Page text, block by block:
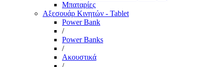
Μπαταρίες
Αξεσουάρ Κινητών - Tablet
Power Bank
/
Power Banks
/
Ακουστικά